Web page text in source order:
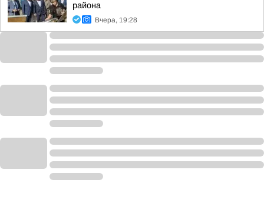
района
Вчера, 19:28